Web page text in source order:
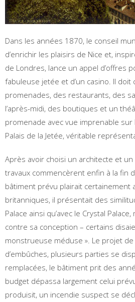
Dans les années 1870, le conseil
d’enrichir les plaisirs de Nice et,
de Londres, lance un appel d’offres
fabuleuse jetée et d’un casino. Il
promenades, des restaurants, des
l’après-midi, des boutiques et un
promenade avec vue imprenable sur
Palais de la Jetée, véritable
Après avoir choisi un architecte et
travaux commencèrent enfin à la fin
bâtiment prévu plairait certainement
britanniques, il présentait des
Palace ainsi qu’avec le Crystal
contre sa conception – certains
monstrueuse méduse ». Le projet
d’embûches, plusieurs parties se
remplacées, le bâtiment prit des
budget dépassa largement celui
produisit, un incendie suspect se